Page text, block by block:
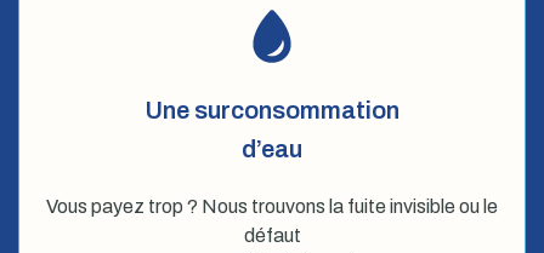
Une surconsommation
d’eau
Vous payez trop ? Nous trouvons la fuite invisible ou le
défaut